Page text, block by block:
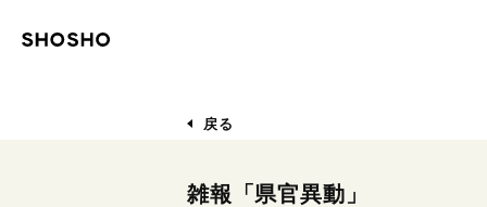
戻る
雑報「県官異動」